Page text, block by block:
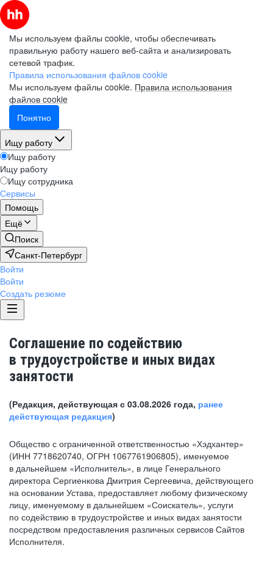
Мы используем файлы cookie, чтобы обеспечивать
правильную работу нашего веб-сайта и анализировать
сетевой трафик.
Правила использования файлов cookie
Мы используем файлы cookie. Правила использования
файлов cookie
Понятно
Ищу работу
Ищу работу
Ищу работу
Ищу сотрудника
Сервисы
Помощь
Ещё
Поиск
Санкт-Петербург
Войти
Войти
Создать резюме
Соглашение по содействию
в трудоустройстве и иных видах
занятости
(Редакция, действующая с 03.08.2026 года, ранее
действующая редакция)
Общество с ограниченной ответственностью «Хэдхантер»
(ИНН 7718620740, ОГРН 1067761906805), именуемое
в дальнейшем «Исполнитель», в лице Генерального
директора Сергиенкова Дмитрия Сергеевича, действующего
на основании Устава, предоставляет любому физическому
лицу, именуемому в дальнейшем «Соискатель», услуги
по содействию в трудоустройстве и иных видах занятости
посредством предоставления различных сервисов Сайтов
Исполнителя.